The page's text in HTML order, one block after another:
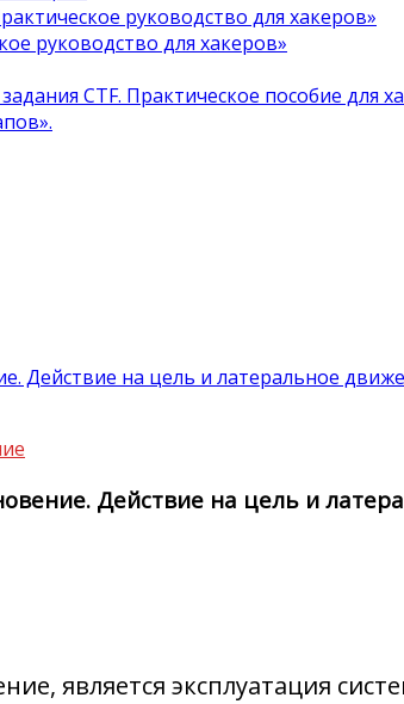
руководство для хакеров»
руководство для хакеров»
CTF. Практическое пособие для
Действие на цель и латеральное
Действие на цель и
является эксплуатация